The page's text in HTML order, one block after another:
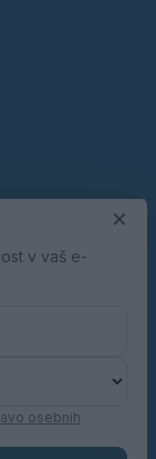
×
v vaš e-
osebnih